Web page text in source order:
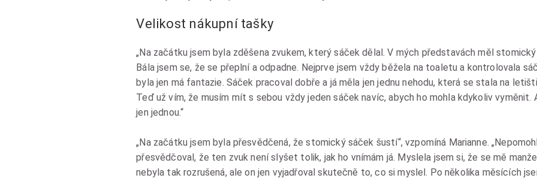
Velikost nákupní tašky
„Na začátku jsem byla zděšena zvukem, který sáček dělal. V mých představách měl
Bála jsem se, že se přeplní a odpadne. Nejprve jsem vždy běžela na toaletu a kontrolovala
byla jen má fantazie. Sáček pracoval dobře a já měla jen jednu nehodu, která se stala na
Teď už vím, že musím mít s sebou vždy jeden sáček navíc, abych ho mohla kdykoliv vyměnit.
jen jednou.“
„Na začátku jsem byla přesvědčená, že stomický sáček šustí“, vzpomíná Marianne.
přesvědčoval, že ten zvuk není slyšet tolik, jak ho vnímám já. Myslela jsem si, že se mě
nebyla tak rozrušená, ale on jen vyjadřoval skutečně to, co si myslel. Po několika měsících